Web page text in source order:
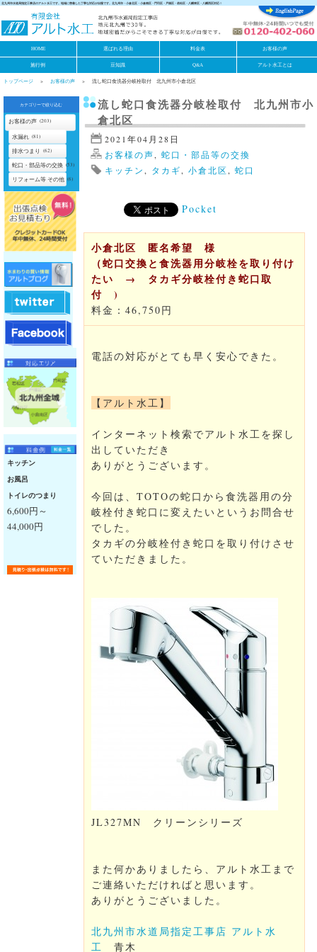
北九州市水道局指定工事店のアルト水工です。地域に密着した丁寧な対応が自慢です。北九州市・小倉北区・小倉南区・門司区・戸畑区・若松区・八幡東区・八幡西区対応！
HOME 選ばれる理由 料金表 お客様の声
施行例 豆知識 Q&A アルト水工とは
トップページ お客様の声 流し蛇口食洗器分岐栓取付 北九州市小倉北区
カテゴリーで絞り込む
お客様の声 (203)
水漏れ (81)
排水つまり (62)
蛇口・部品等の交換 (53)
リフォーム等 その他 (6)
キッチン
お風呂
トイレのつまり
6,600円～
44,000円
流し蛇口食洗器分岐栓取付 北九州市小
倉北区
2021年04月28日
お客様の声,蛇口・部品等の交換
キッチン, タカギ,小倉北区,蛇口
Pocket
小倉北区 匿名希望 様
（蛇口交換と食洗器用分岐栓を取り付け
たい → タカギ分岐栓付き蛇口取
付)
料金：46,750円
電話の対応がとても早く安心できた。
【アルト水工】
インターネット検索でアルト水工を探し
出していただき
ありがとうございます。
今回は、TOTOの蛇口から食洗器用の分
岐栓付き蛇口に変えたいというお問合せ
でした。
タカギの分岐栓付き蛇口を取り付けさせ
ていただきました。
JL327MN クリーンシリーズ
また何かありましたら、 アルト水工まで
ご連絡いただければと思います。
ありがとうございました。
北九州市水道局指定工事店 アルト水
工
青木